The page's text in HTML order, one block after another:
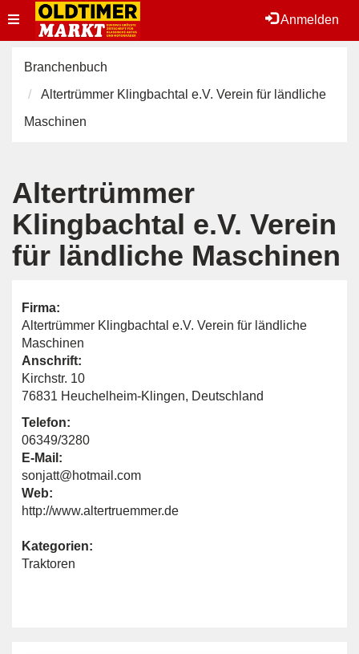
Anmelden
Toggle
navigation
Branchenbuch
Altertrümmer Klingbachtal e.V. Verein für ländliche
Maschinen
Altertrümmer
Klingbachtal e.V. Verein
für ländliche Maschinen
Firma:
Altertrümmer Klingbachtal e.V. Verein für ländliche
Maschinen
Anschrift:
Kirchstr. 10
76831 Heuchelheim-Klingen, Deutschland
Telefon:
06349/3280
E-Mail:
sonjatt@hotmail.com
Web:
http://www.altertruemmer.de
Kategorien:
Traktoren